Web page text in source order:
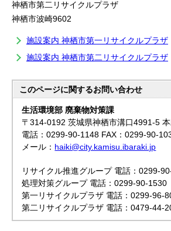
神栖市第二リサイクルプラザ
神栖市波崎9602
施設案内 神栖市第一リサイクルプラザ
施設案内 神栖市第二リサイクルプラザ
このページに関するお問い合わせ
生活環境部 廃棄物対策課
〒314-0192 茨城県神栖市溝口4991-5
電話：0299-90-1148 FAX：0299-90-
メール： haiki@city.kamisu.ibaraki.jp
リサイクル推進グループ 電話：0299-
処理対策グループ 電話：0299-90-1530
第一リサイクルプラザ 電話：0299-96-
第二リサイクルプラザ 電話：0479-44-